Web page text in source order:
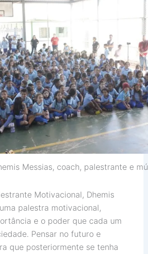
Messias, coach, palestrante e
Motivacional, Dhemis
palestra motivacional,
e o poder que cada um
Pensar no futuro e
que posteriormente se tenha